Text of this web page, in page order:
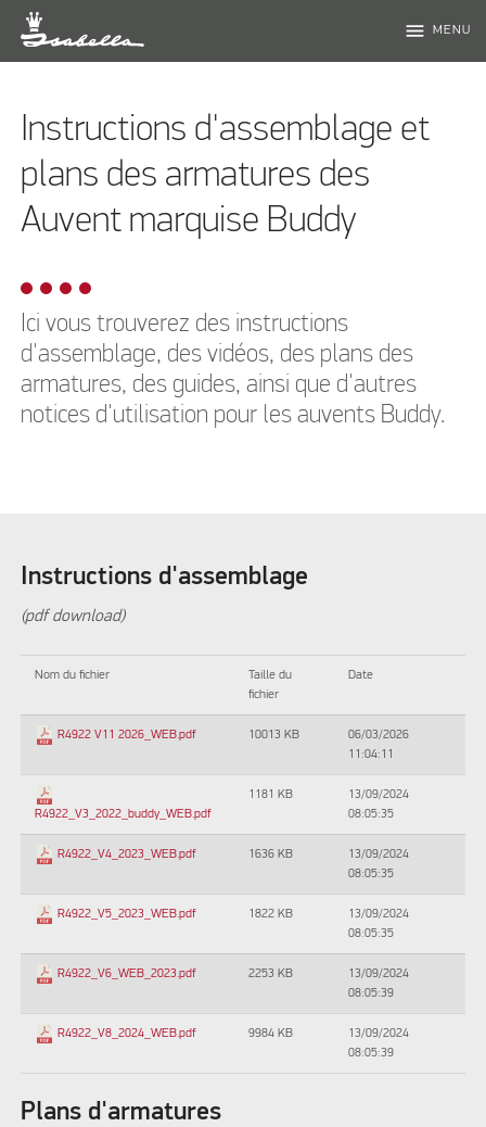
menu MENU
Instructions d'assemblage et
plans des armatures des
Auvent marquise Buddy
Ici vous trouverez des instructions
d'assemblage, des vidéos, des plans des
armatures, des guides, ainsi que d'autres
notices d'utilisation pour les auvents Buddy.
Instructions d'assemblage
(pdf download)
Nom du fichier
Taille du
fichier
Date
R4922 V11 2026_WEB.pdf 10013 KB
06/03/2026
11:04:11
R4922_V3_2022_buddy_WEB.pdf
1181 KB
13/09/2024
08:05:35
R4922_V4_2023_WEB.pdf 1636 KB
13/09/2024
08:05:35
R4922_V5_2023_WEB.pdf 1822 KB
13/09/2024
08:05:35
R4922_V6_WEB_2023.pdf 2253 KB
13/09/2024
08:05:39
R4922_V8_2024_WEB.pdf 9984 KB
13/09/2024
08:05:39
Plans d'armatures